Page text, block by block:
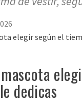
dedicas